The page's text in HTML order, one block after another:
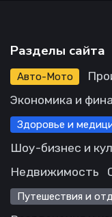
Разделы сайта
Авто-Мото
Экономика и
Здоровье и
Шоу-бизнес и
Недвижимость
Путешествия и